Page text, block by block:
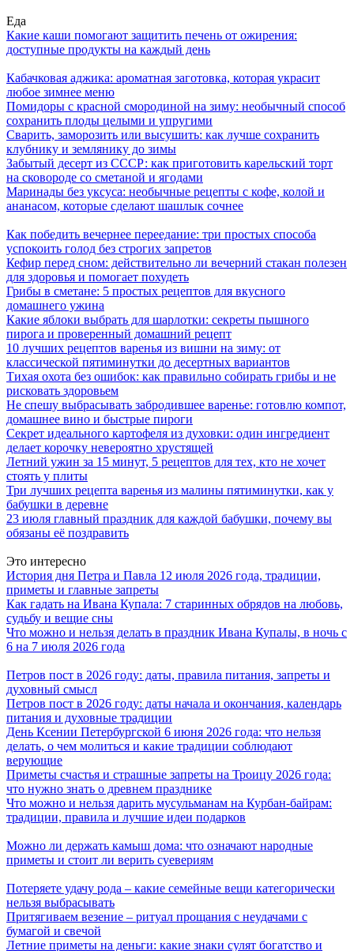
Еда
Какие каши помогают защитить печень от ожирения:
доступные продукты на каждый день
Кабачковая аджика: ароматная заготовка, которая украсит
любое зимнее меню
Помидоры с красной смородиной на зиму: необычный способ
сохранить плоды целыми и упругими
Сварить, заморозить или высушить: как лучше сохранить
клубнику и землянику до зимы
Забытый десерт из СССР: как приготовить карельский торт
на сковороде со сметаной и ягодами
Маринады без уксуса: необычные рецепты с кофе, колой и
ананасом, которые сделают шашлык сочнее
Как победить вечернее переедание: три простых способа
успокоить голод без строгих запретов
Кефир перед сном: действительно ли вечерний стакан полезен
для здоровья и помогает похудеть
Грибы в сметане: 5 простых рецептов для вкусного
домашнего ужина
Какие яблоки выбрать для шарлотки: секреты пышного
пирога и проверенный домашний рецепт
10 лучших рецептов варенья из вишни на зиму: от
классической пятиминутки до десертных вариантов
Тихая охота без ошибок: как правильно собирать грибы и не
рисковать здоровьем
Не спешу выбрасывать забродившее варенье: готовлю компот,
домашнее вино и быстрые пироги
Секрет идеального картофеля из духовки: один ингредиент
делает корочку невероятно хрустящей
Летний ужин за 15 минут, 5 рецептов для тех, кто не хочет
стоять у плиты
Три лучших рецепта варенья из малины пятиминутки, как у
бабушки в деревне
23 июля главный праздник для каждой бабушки, почему вы
обязаны её поздравить
Это интересно
История дня Петра и Павла 12 июля 2026 года, традиции,
приметы и главные запреты
Как гадать на Ивана Купала: 7 старинных обрядов на любовь,
судьбу и вещие сны
Что можно и нельзя делать в праздник Ивана Купалы, в ночь с
6 на 7 июля 2026 года
Петров пост в 2026 году: даты, правила питания, запреты и
духовный смысл
Петров пост в 2026 году: даты начала и окончания, календарь
питания и духовные традиции
День Ксении Петербургской 6 июня 2026 года: что нельзя
делать, о чем молиться и какие традиции соблюдают
верующие
Приметы счастья и страшные запреты на Троицу 2026 года:
что нужно знать о древнем празднике
Что можно и нельзя дарить мусульманам на Курбан-байрам:
традиции, правила и лучшие идеи подарков
Можно ли держать камыш дома: что означают народные
приметы и стоит ли верить суевериям
Потеряете удачу рода – какие семейные вещи категорически
нельзя выбрасывать
Притягиваем везение – ритуал прощания с неудачами с
бумагой и свечой
Летние приметы на деньги: какие знаки сулят богатство и